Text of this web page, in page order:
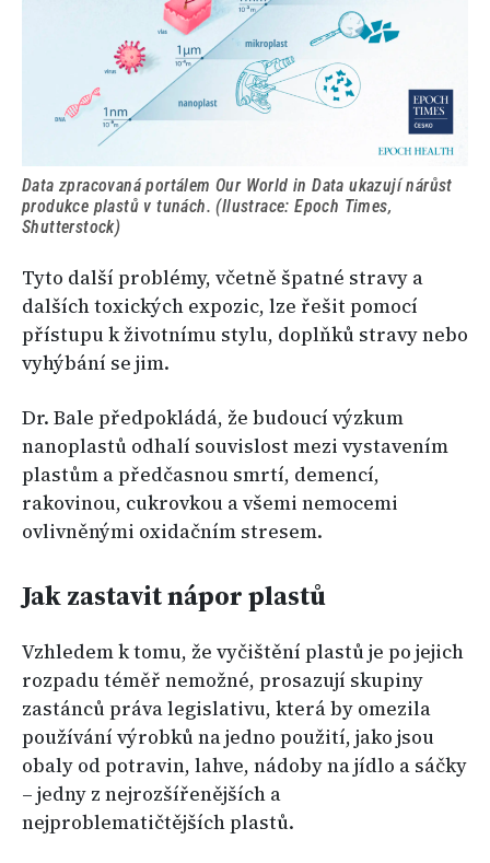
Data zpracovaná portálem Our World in Data ukazují nárůst
produkce plastů v tunách. (Ilustrace: Epoch Times,
Shutterstock)
Tyto další problémy, včetně špatné stravy a
dalších toxických expozic, lze řešit pomocí
přístupu k životnímu stylu, doplňků stravy nebo
vyhýbání se jim.
Dr. Bale předpokládá, že budoucí výzkum
nanoplastů odhalí souvislost mezi vystavením
plastům a předčasnou smrtí, demencí,
rakovinou, cukrovkou a všemi nemocemi
ovlivněnými oxidačním stresem.
Jak zastavit nápor plastů
Vzhledem k tomu, že vyčištění plastů je po jejich
rozpadu téměř nemožné, prosazují skupiny
zastánců práva legislativu, která by omezila
používání výrobků na jedno použití, jako jsou
obaly od potravin, lahve, nádoby na jídlo a sáčky
– jedny z nejrozšířenějších a
nejproblematičtějších plastů.